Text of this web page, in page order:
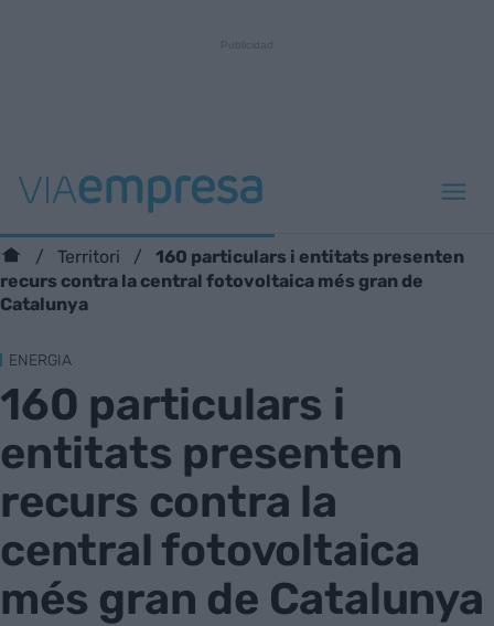
Territori
160 particulars i entitats presenten
recurs contra la central fotovoltaica més gran de
Catalunya
ENERGIA
160 particulars i
entitats presenten
recurs contra la
central fotovoltaica
més gran de Catalunya